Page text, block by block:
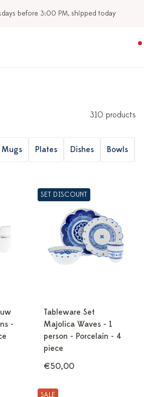
before 3:00 PM, shipped today
310 products
Mugs Plates Dishes Bowls
-
SET DISCOUNT
Tableware Set
Majolica Waves - 1
person - Porcelain - 4
piece
€50,00
SALE